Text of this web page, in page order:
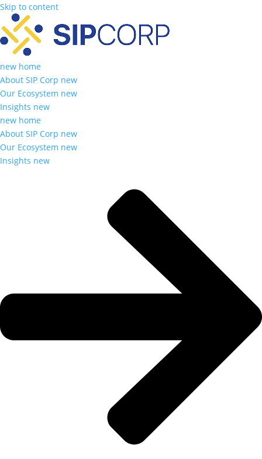
Skip to content
new home
About SIP Corp new
Our Ecosystem new
Insights new
new home
About SIP Corp new
Our Ecosystem new
Insights new